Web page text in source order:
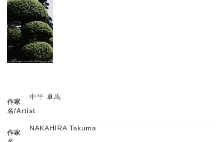
作家
名/Artist
中平 卓馬
作家
NAKAHIRA Takuma